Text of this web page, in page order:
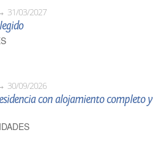
31/03/2027
30/09/2026
con alojamiento completo y